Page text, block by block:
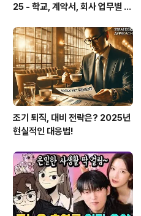
25 - 학교, 계약서, 회사 업무별 B
조기 퇴직, 대비 전략은? 2025년
현실적인 대응법!